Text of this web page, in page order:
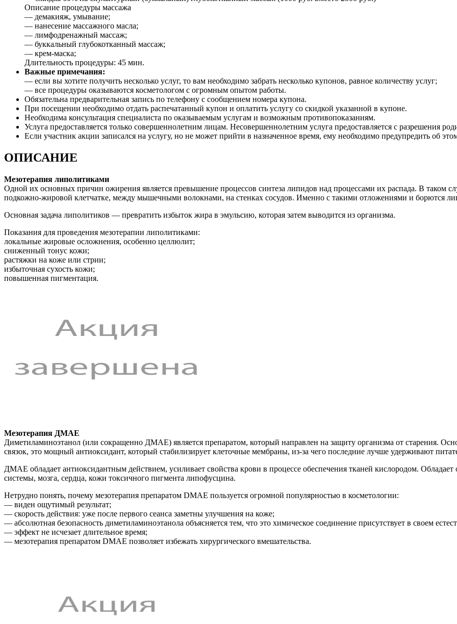
Описание процедуры массажа
— демакияж, умывание;
— нанесение массажного масла;
— лимфодренажный массаж;
— буккальный глубокотканный массаж;
— крем-маска;
Длительность процедуры: 45 мин.
Важные примечания:
— если вы хотите получить несколько услуг, то вам необходимо забрать несколько купонов, равное количеству услуг;
— все процедуры оказываются косметологом с огромным опытом работы.
Обязательна предварительная запись по телефону с сообщением номера купона.
При посещении необходимо отдать распечатанный купон и оплатить услугу со скидкой указанной в купоне.
Необходима консультация специалиста по оказываемым услугам и возможным противопоказаниям.
Услуга предоставляется только совершеннолетним лицам. Несовершеннолетним услуга предоставляется с разрешения
Если участник акции записался на услугу, но не может прийти в назначенное время, ему необходимо предупредить об
ОПИСАНИЕ
Мезотерапия липолитиками
Одной их основных причин ожирения является превышение процессов синтеза липидов над процессами их распада. В таком
подкожно-жировой клетчатке, между мышечными волокнами, на стенках сосудов. Именно с такими отложениями и борются
Основная задача липолитиков — превратить избыток жира в эмульсию, которая затем выводится из организма.
Показания для проведения мезотерапии липолитиками:
локальные жировые осложнения, особенно целлюлит;
сниженный тонус кожи;
растяжки на коже или стрии;
избыточная сухость кожи;
повышенная пигментация.
Мезотерапия ДМАЕ
Диметиламиноэтанол (или сокращенно ДМАЕ) является препаратом, который направлен на защиту организма от старения.
связок, это мощный антиоксидант, который стабилизирует клеточные мембраны, из-за чего последние лучше удерживают
ДМАЕ обладает антиоксидантным действием, усиливает свойства крови в процессе обеспечения тканей кислородом.
системы, мозга, сердца, кожи токсичного пигмента липофусцина.
Нетрудно понять, почему мезотерапия препаратом DMAE пользуется огромной популярностью в косметологии:
— виден ощутимый результат;
— скорость действия: уже после первого сеанса заметны улучшения на коже;
— абсолютная безопасность диметиламиноэтанола объясняется тем, что это химическое соединение присутствует в своем
— эффект не исчезает длительное время;
— мезотерапия препаратом DMAE позволяет избежать хирургического вмешательства.